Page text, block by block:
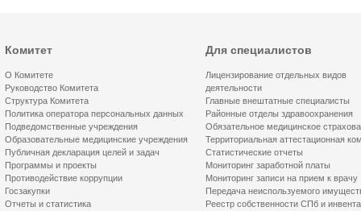
Комитет
О Комитете
Руководство Комитета
Структура Комитета
Политика оператора персональных данных
Подведомственные учреждения
Образовательные медицинские учреждения
Публичная декларация целей и задач
Программы и проекты
Противодействие коррупции
Госзакупки
Отчеты и статистика
Для специалистов
Лицензирование отдельных видов
деятельности
Главные внештатные специалисты
Районные отделы здравоохранения
Обязательное медицинское
Территориальная аттестационная
Статистические отчеты
Мониторинг заработной платы
Мониторинг записи на прием к врачу
Передача неиспользуемого
Реестр собственности СПб и